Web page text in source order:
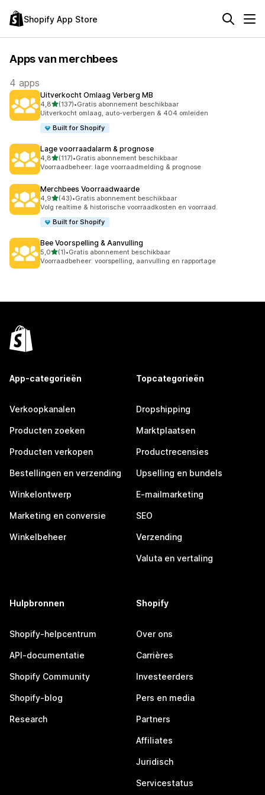
Shopify App Store
Apps van merchbees
4 apps
Uitverkocht Omlaag Verberg MB
4,8van 5 sterren
(137)
137 recensies in totaal
•Gratis abonnement beschikbaar
Uitverkocht omlaag, auto-verbergen & 404 omleiden
Built for Shopify
Lage voorraadalarm & prognose
4,8van 5 sterren
(117)
117 recensies in totaal
•Gratis abonnement beschikbaar
Voorraadbeheer: lage voorraadmelding & prognose
Merchbees Voorraadwaarde
4,9van 5 sterren
(43)
43 recensies in totaal
•Gratis abonnement beschikbaar
Volg realtime & historische voorraadkosten en voorraad.
Built for Shopify
Bee Voorspelling & Aanvulling
5,0van 5 sterren
(1)
1 recensies in totaal
•Gratis abonnement beschikbaar
Voorraadbeheer: voorspelling, aanvulling en rapportage
App-categorieën
Verkoopkanalen
Producten zoeken
Producten verkopen
Bestellingen en verzending
Winkelontwerp
Marketing en conversie
Winkelbeheer
Topcategorieën
Dropshipping
Marktplaatsen
Productrecensies
Upselling en bundels
E-mailmarketing
SEO
Verzending
Valuta en vertaling
Hulpbronnen
Shopify-helpcentrum
API-documentatie
Shopify Community
Shopify-blog
Research
Shopify
Over ons
Carrières
Investeerders
Pers en media
Partners
Affiliates
Juridisch
Servicestatus